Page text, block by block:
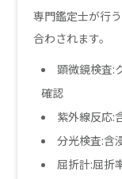
専門鑑定士が行
合わされます。
顕微鏡検査:
確認
紫外線反応:
分光検査:含
屈折計:屈折